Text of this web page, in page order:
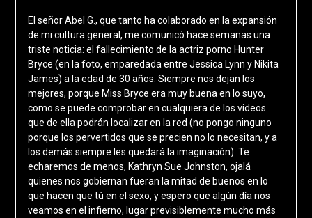
El señor Abel G., que tanto ha colaborado en la expansión
de mi cultura general, me comunicó hace semanas una
triste noticia: el fallecimiento de la actriz porno Hunter
Bryce (en la foto, emparedada entre Jessica Lynn y Nikita
James) a la edad de 30 años. Siempre nos dejan los
mejores, porque Miss Bryce era muy buena en lo suyo,
como se puede comprobar en cualquiera de los vídeos
que de ella podrán localizar en la red (no pongo ninguno
porque los pervertidos que se precien no lo necesitan, y a
los demás siempre les quedará la imaginación). Te
echaremos de menos, Kathryn Sue Johnston, ojalá
quienes nos gobiernan fueran la mitad de buenos en lo
que hacen que tú en el sexo, y espero que algún día nos
veamos en el infierno, lugar previsiblemente mucho más